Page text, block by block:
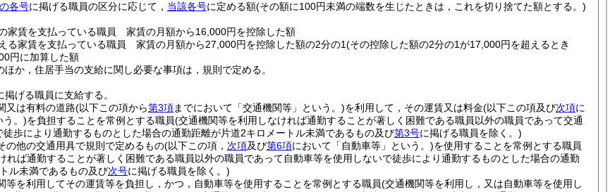
各号に掲げる職員の区分に応じて， 当該各号に定める額(その額に100円未満の端数を生じたときは，これを切り捨てた額とする。)
家賃を支払っている職員 家賃の月額から16,000円を控除した額
る家賃を支払っている職員 家賃の月額から27,000円を控除した額の2分の1(その控除した額の2分の1が17,000円を超えるとき
円に加算した額
ほか，住居手当の支給に関し必要な事項は，規則で定める。
げる職員に支給する。
又は有料の道路(以下この項から第3項までにおいて「交通機関等」という。)を利用して，その運賃又は料金(以下この項及び次項に
う。)を負担することを常例とする職員(交通機関等を利用しなければ通勤することが著しく困難である職員以外の職員であって交通
歩により通勤するものとした場合の通勤距離が片道2キロメートル未満であるもの及び第3号に掲げる職員を除く。)
の他の交通用具で規則で定めるもの(以下この項， 次項及び第6項において「自動車等」という。)を使用することを常例とする職員
れば通勤することが著しく困難である職員以外の職員であって自動車等を使用しないで徒歩により通勤するものとした場合の通勤
ル未満であるもの及び次号に掲げる職員を除く。)
等を利用してその運賃等を負担し，かつ，自動車等を使用することを常例とする職員(交通機関等を利用し，又は自動車等を使用し